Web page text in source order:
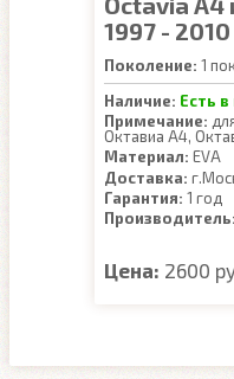
1997 - 2010
Поколение: 1
Наличие: Есть
Примечание:
Октавиа А4,
Материал: EVA
Доставка:
Гарантия: 1 год
Производитель:
Цена: 2600